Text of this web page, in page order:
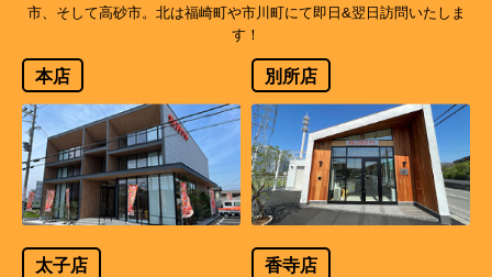
市、そして高砂市。北は福崎町や市川町にて即日&翌日訪問いたしま
す！
本店 別所店
太子店 香寺店